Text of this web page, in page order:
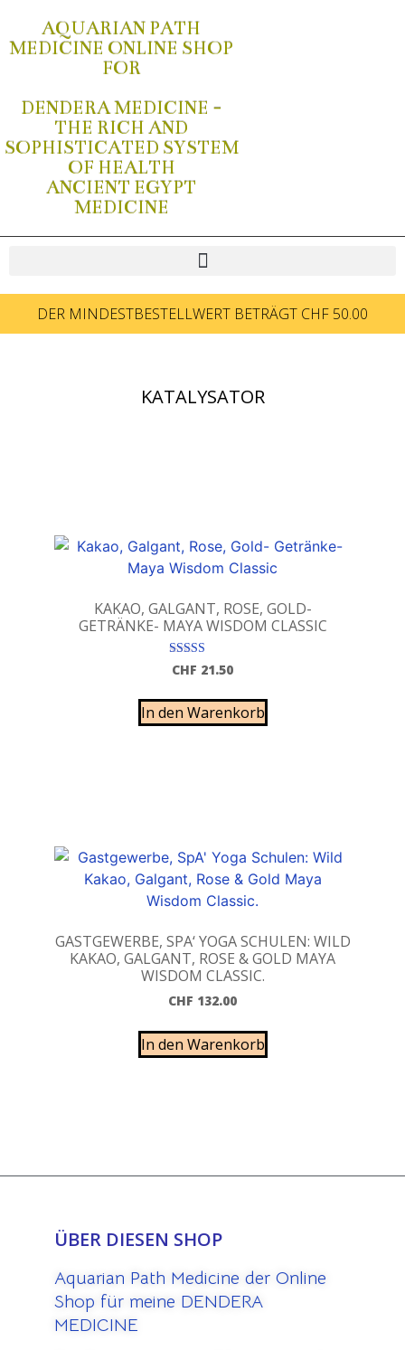
AQUARIAN PATH
MEDICINE ONLINE SHOP
FOR
DENDERA MEDICINE -
THE RICH AND
SOPHISTICATED SYSTEM
OF HEALTH
ANCIENT EGYPT
MEDICINE
DER MINDESTBESTELLWERT BETRÄGT CHF 50.00
KATALYSATOR
KAKAO, GALGANT, ROSE, GOLD-
GETRÄNKE- MAYA WISDOM CLASSIC
Bewertet mit
5.00
CHF 21.50
In den Warenkorb
GASTGEWERBE, SPA‘ YOGA SCHULEN: WILD
KAKAO, GALGANT, ROSE & GOLD MAYA
WISDOM CLASSIC.
CHF 132.00
In den Warenkorb
ÜBER DIESEN SHOP
Aquarian Path Medicine der Online
Shop für meine DENDERA
MEDICINE